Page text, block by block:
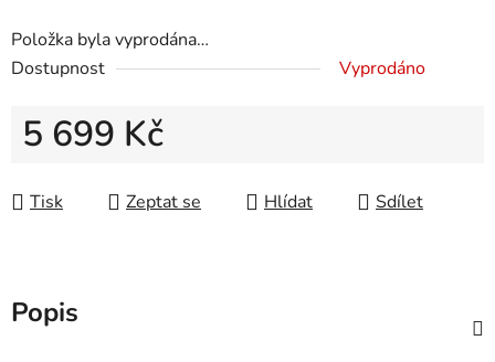
Položka byla vyprodána…
Dostupnost
Vyprodáno
5 699 Kč
Tisk
Zeptat se Hlídat Sdílet
Popis